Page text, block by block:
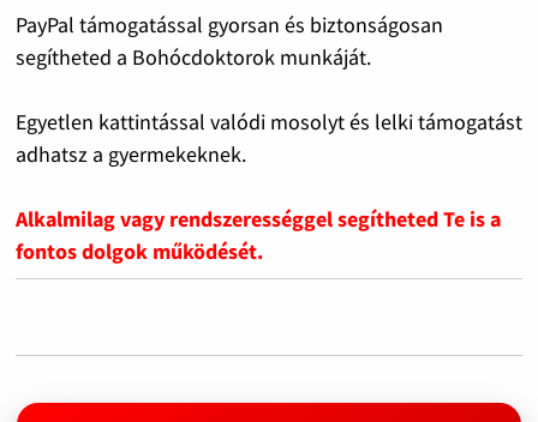
PayPal támogatással gyorsan és biztonságosan
segítheted a Bohócdoktorok munkáját.
Egyetlen kattintással valódi mosolyt és lelki támogatást
adhatsz a gyermekeknek.
Alkalmilag vagy rendszerességgel segítheted Te is a
fontos dolgok működését.